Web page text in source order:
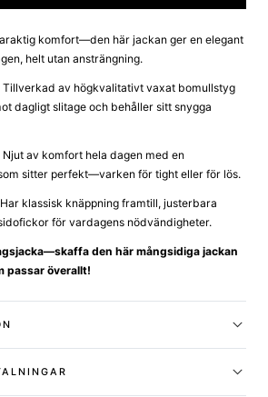
komfort—den här jackan ger en elegant
helt utan ansträngning.
Tillverkad av högkvalitativt vaxat bomullstyg
dagligt slitage och behåller sitt snygga
Njut av komfort hela dagen med en
sitter perfekt—varken för tight eller för lös.
Har klassisk knäppning framtill, justerbara
för vardagens nödvändigheter.
den här mångsidiga jackan
passar överallt!